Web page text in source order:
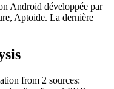
Android développée par
Aptoide. La dernière
from 2 sources: